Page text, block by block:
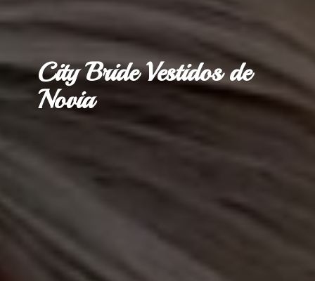
City Bride Vestidosde
Novia